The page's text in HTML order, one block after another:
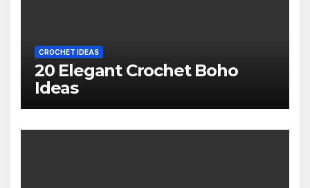
CROCHET IDEAS
20 Elegant Crochet Boho
Ideas